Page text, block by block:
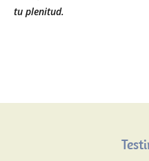
tu plenitud.